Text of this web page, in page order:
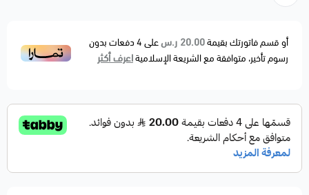
أو قسم فاتورتك بقيمة20.00 ر.س على4دفعات بدون
رسوم تأخير، متوافقة مع الشريعة الإسلاميةاعرف أكثر